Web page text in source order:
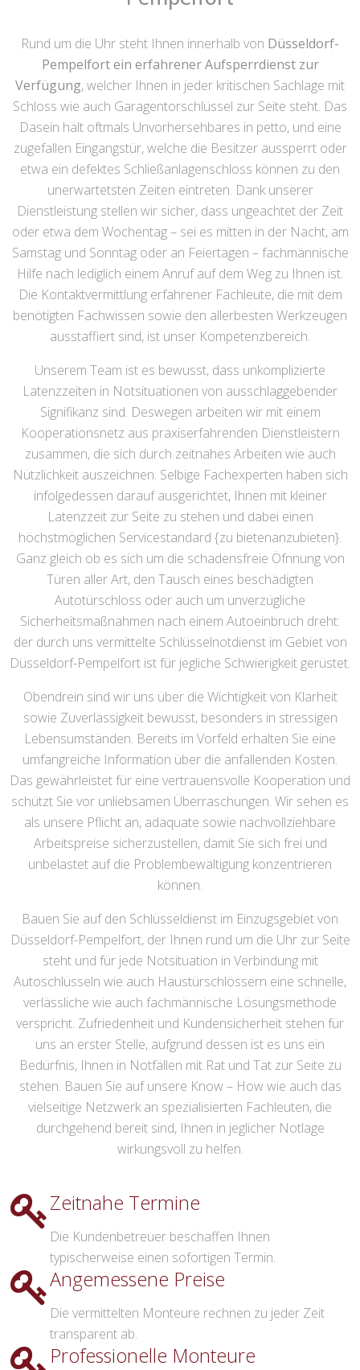
Rund um die Uhr steht Ihnen innerhalb von Düsseldorf-
Pempelfort ein erfahrener Aufsperrdienst zur
Verfügung, welcher Ihnen in jeder kritischen Sachlage mit
Schloss wie auch Garagentorschlüssel zur Seite steht. Das
Dasein hält oftmals Unvorhersehbares in petto, und eine
zugefallen Eingangstür, welche die Besitzer aussperrt oder
etwa ein defektes Schließanlagenschloss können zu den
unerwartetsten Zeiten eintreten. Dank unserer
Dienstleistung stellen wir sicher, dass ungeachtet der Zeit
oder etwa dem Wochentag – sei es mitten in der Nacht, am
Samstag und Sonntag oder an Feiertagen – fachmännische
Hilfe nach lediglich einem Anruf auf dem Weg zu Ihnen ist.
Die Kontaktvermittlung erfahrener Fachleute, die mit dem
benötigten Fachwissen sowie den allerbesten Werkzeugen
ausstaffiert sind, ist unser Kompetenzbereich.
Unserem Team ist es bewusst, dass unkomplizierte
Latenzzeiten in Notsituationen von ausschlaggebender
Signifikanz sind. Deswegen arbeiten wir mit einem
Kooperationsnetz aus praxiserfahrenden Dienstleistern
zusammen, die sich durch zeitnahes Arbeiten wie auch
Nützlichkeit auszeichnen. Selbige Fachexperten haben sich
infolgedessen darauf ausgerichtet, Ihnen mit kleiner
Latenzzeit zur Seite zu stehen und dabei einen
höchstmöglichen Servicestandard {zu bietenanzubieten}.
Ganz gleich ob es sich um die schadensfreie Öfnnung von
Türen aller Art, den Tausch eines beschädigten
Autotürschloss oder auch um unverzügliche
Sicherheitsmaßnahmen nach einem Autoeinbruch dreht:
der durch uns vermittelte Schlüsselnotdienst im Gebiet von
Düsseldorf-Pempelfort ist für jegliche Schwierigkeit gerüstet.
Obendrein sind wir uns über die Wichtigkeit von Klarheit
sowie Zuverlässigkeit bewusst, besonders in stressigen
Lebensumständen. Bereits im Vorfeld erhalten Sie eine
umfangreiche Information über die anfallenden Kosten.
Das gewährleistet für eine vertrauensvolle Kooperation und
schützt Sie vor unliebsamen Überraschungen. Wir sehen es
als unsere Pflicht an, adäquate sowie nachvollziehbare
Arbeitspreise sicherzustellen, damit Sie sich frei und
unbelastet auf die Problembewältigung konzentrieren
können.
Bauen Sie auf den Schlüsseldienst im Einzugsgebiet von
Düsseldorf-Pempelfort, der Ihnen rund um die Uhr zur Seite
steht und für jede Notsituation in Verbindung mit
Autoschlüsseln wie auch Haustürschlössern eine schnelle,
verlässliche wie auch fachmännische Lösungsmethode
verspricht. Zufriedenheit und Kundensicherheit stehen für
uns an erster Stelle, aufgrund dessen ist es uns ein
Bedürfnis, Ihnen in Notfällen mit Rat und Tat zur Seite zu
stehen. Bauen Sie auf unsere Know – How wie auch das
vielseitige Netzwerk an spezialisierten Fachleuten, die
durchgehend bereit sind, Ihnen in jeglicher Notlage
wirkungsvoll zu helfen.
Zeitnahe Termine
Die Kundenbetreuer beschaffen Ihnen
typischerweise einen sofortigen Termin.
Angemessene Preise
Die vermittelten Monteure rechnen zu jeder Zeit
transparent ab.
Professionelle Monteure